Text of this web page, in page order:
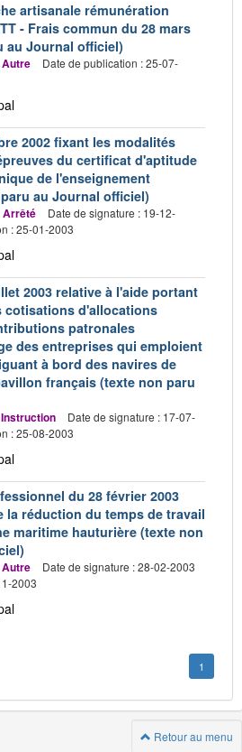
artisanale rémunération
- Frais commun du 28 mars
au Journal officiel)
Autre
Date de publication : 25-07-
2002 fixant les modalités
du certificat d'aptitude
de l'enseignement
au Journal officiel)
Arrêté
Date de signature : 19-12-
: 25-01-2003
2003 relative à l'aide portant
cotisations d'allocations
patronales
des entreprises qui emploient
à bord des navires de
français (texte non paru
Instruction
Date de signature : 17-07-
: 25-08-2003
du 28 février 2003
la réduction du temps de travail
maritime hauturière (texte non
Autre
Date de signature : 28-02-2003
2003
1
Retour au menu